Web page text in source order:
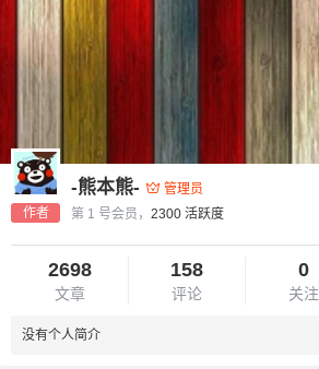
作者
-熊本熊-
管理员
第 1 号会员， 2300 活跃度
2698
文章
158
评论
0
关注
没有个人简介